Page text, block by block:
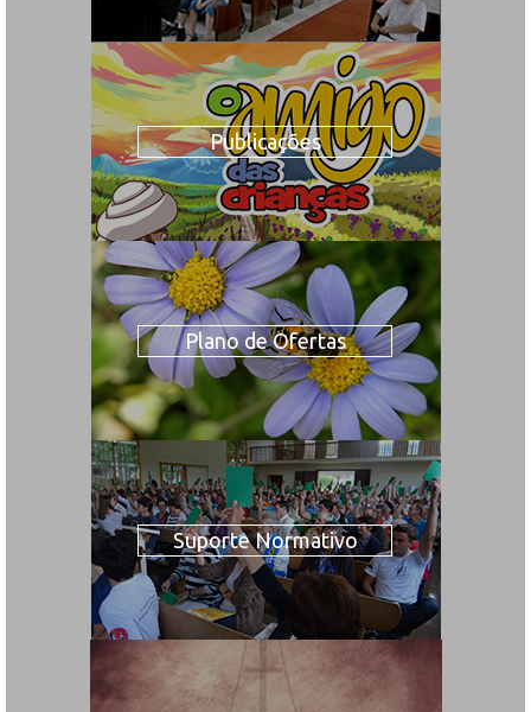
Publicações
Plano de Ofertas
Suporte Normativo